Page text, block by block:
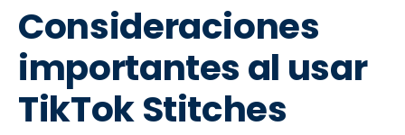
Consideraciones
importantes al usar
TikTok Stitches